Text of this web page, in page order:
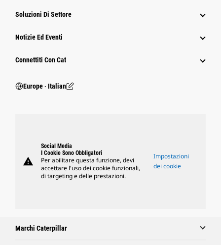
Soluzioni Di Settore
Notizie Ed Eventi
Connettiti Con Cat
Europe ‧ Italian
warning
Social Media
I Cookie Sono Obbligatori
Per abilitare questa funzione, devi
accettare l'uso dei cookie funzionali,
di targeting e delle prestazioni.
Impostazioni
dei cookie
Marchi Caterpillar